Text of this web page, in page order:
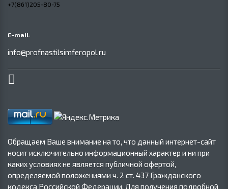
+7(861)205-80-75
E-mail:
info@profnastilsimferopol.ru
Обращаем Ваше внимание на то, что данный интернет-сайт
носит исключительно информационный характер и ни при
каких условиях не является публичной офертой,
определяемой положениями ч. 2 ст. 437 Гражданского
кодекса Российской Федерации. Для получения подробной